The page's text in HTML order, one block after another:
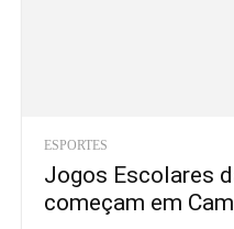
ESPORTES
Jogos Escolares
começam em